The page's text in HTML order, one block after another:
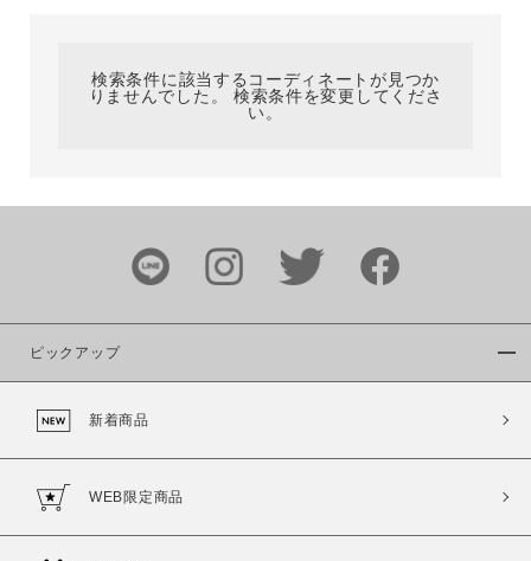
ブランド
カラー
検索条件に該当するコーディネートが見つか
りませんでした。 検索条件を変更してくださ
い。
ピックアップ
新着商品
WEB限定商品